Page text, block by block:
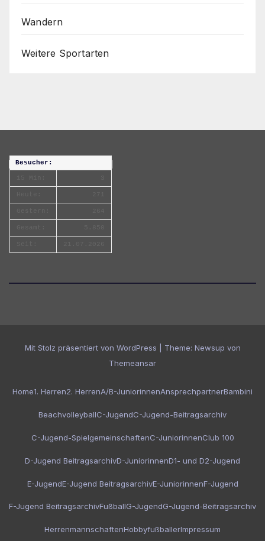
Wandern
Weitere Sportarten
Besucher:
Mit Stolz präsentiert von WordPress Theme: Newsup von
Themeansar
Home1. Herren2. HerrenA/B-JuniorinnenAnsprechpartnerBambini
BeachvolleyballC-JugendC-Jugend-Beitragsarchiv
C-Jugend-SpielgemeinschaftenC-JuniorinnenClub 100
D-Jugend BeitragsarchivD-JuniorinnenD1- und D2-Jugend
E-JugendE-Jugend BeitragsarchivE-JuniorinnenF-Jugend
F-Jugend BeitragsarchivFußballG-JugendG-Jugend-Beitragsarchiv
HerrenmannschaftenHobbyfußballerImpressum